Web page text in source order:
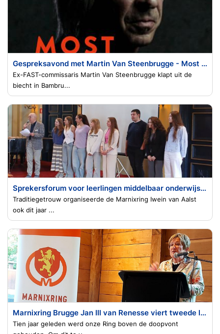
Gespreksavond met Martin Van Steenbrugge - Most Wanted. 20 jaar lang jagen op voortvluchtige criminelen
Ex-FAST-commissaris Martin Van Steenbrugge klapt uit de
biecht in Bambru...
Sprekersforum voor leerlingen middelbaar onderwijs bij Marnixring Iwein van Aalst
Traditiegetrouw organiseerde de Marnixring Iwein van Aalst
ook dit jaar ...
Marnixring Brugge Jan III van Renesse viert tweede lustrum
Tien jaar geleden werd onze Ring boven de doopvont